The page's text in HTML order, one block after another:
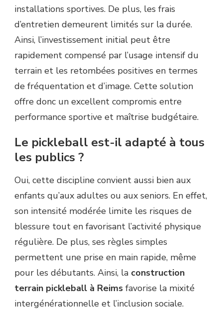
installations sportives. De plus, les frais
d’entretien demeurent limités sur la durée.
Ainsi, l’investissement initial peut être
rapidement compensé par l’usage intensif du
terrain et les retombées positives en termes
de fréquentation et d’image. Cette solution
offre donc un excellent compromis entre
performance sportive et maîtrise budgétaire.
Le pickleball est-il adapté à tous
les publics ?
Oui, cette discipline convient aussi bien aux
enfants qu’aux adultes ou aux seniors. En effet,
son intensité modérée limite les risques de
blessure tout en favorisant l’activité physique
régulière. De plus, ses règles simples
permettent une prise en main rapide, même
pour les débutants. Ainsi, la construction
terrain pickleball à Reims favorise la mixité
intergénérationnelle et l’inclusion sociale.